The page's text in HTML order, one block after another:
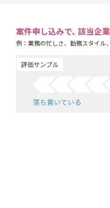
案件申し込みで､ 該当企
例：業務の忙しさ、勤務スタイル